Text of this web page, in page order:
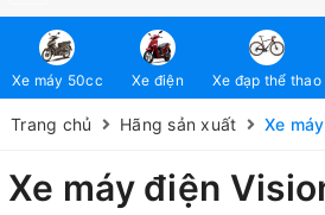
navigation
Xe máy 50cc Xe điện Xe đạp thể thao
Trang chủ Hãng sản xuất Xe
Xe máy điện